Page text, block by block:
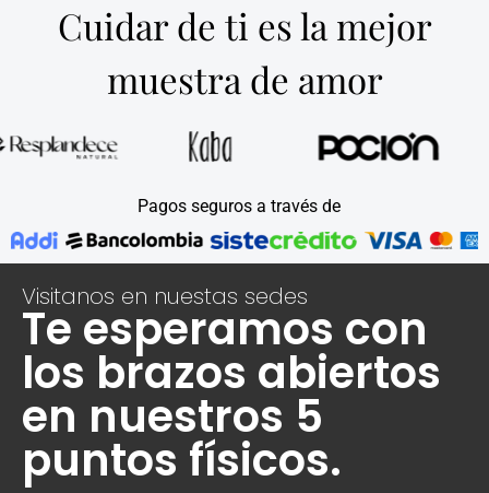
Cuidar de ti es la mejor
muestra de amor
Pagos seguros a través de
Visitanos en nuestas sedes
Te esperamos con
los brazos abiertos
en nuestros 5
puntos físicos.